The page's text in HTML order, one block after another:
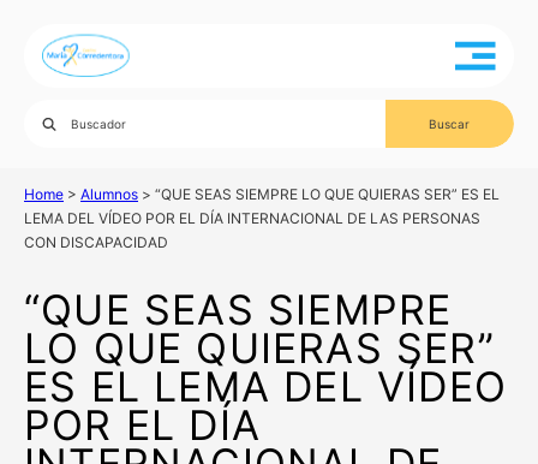
Home > Alumnos > “QUE SEAS SIEMPRE LO QUE QUIERAS SER” ES EL
LEMA DEL VÍDEO POR EL DÍA INTERNACIONAL DE LAS PERSONAS
CON DISCAPACIDAD
“QUE SEAS SIEMPRE
LO QUE QUIERAS SER”
ES EL LEMA DEL VÍDEO
POR EL DÍA